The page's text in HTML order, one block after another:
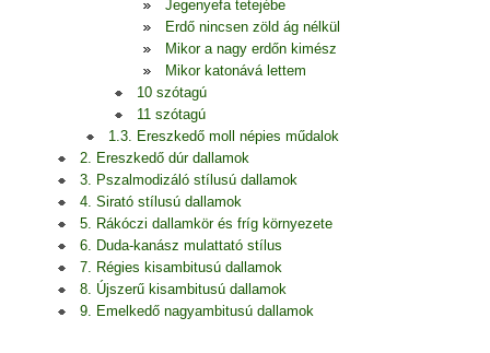
Jegenyefa tetejébe
Erdő nincsen zöld ág nélkül
Mikor a nagy erdőn kimész
Mikor katonává lettem
10 szótagú
11 szótagú
1.3. Ereszkedő moll népies műdalok
2. Ereszkedő dúr dallamok
3. Pszalmodizáló stílusú dallamok
4. Sirató stílusú dallamok
5. Rákóczi dallamkör és fríg környezete
6. Duda-kanász mulattató stílus
7. Régies kisambitusú dallamok
8. Újszerű kisambitusú dallamok
9. Emelkedő nagyambitusú dallamok